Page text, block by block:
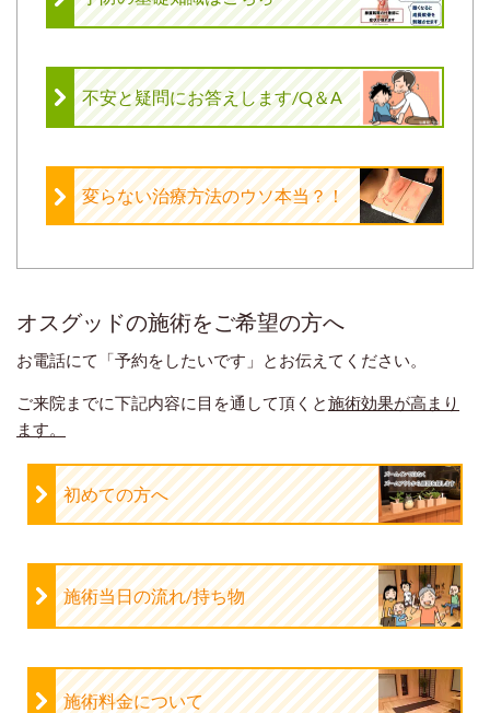
不安と疑問にお答えします/Q＆A
変らない治療方法のウソ本当？！
オスグッドの施術をご希望の方へ
お電話にて「予約をしたいです」とお伝えてください。
ご来院までに下記内容に目を通して頂くと施術効果が高まり
ます。
初めての方へ
施術当日の流れ/持ち物
施術料金について